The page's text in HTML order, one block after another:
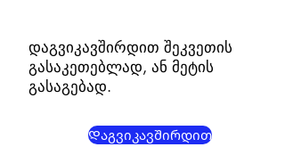
დაგვიკავშირდით შეკვეთის
გასაკეთებლად, ან მეტის
გასაგებად.
Დაგვიკავშირდით